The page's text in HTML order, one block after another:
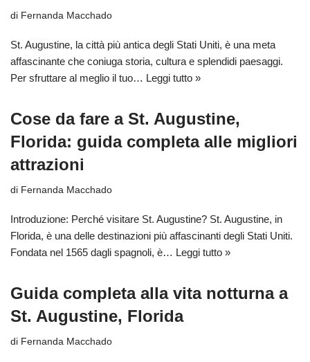
di Fernanda Macchado
St. Augustine, la città più antica degli Stati Uniti, è una meta
affascinante che coniuga storia, cultura e splendidi paesaggi.
Per sfruttare al meglio il tuo… Leggi tutto »
Cose da fare a St. Augustine,
Florida: guida completa alle migliori
attrazioni
di Fernanda Macchado
Introduzione: Perché visitare St. Augustine? St. Augustine, in
Florida, è una delle destinazioni più affascinanti degli Stati Uniti.
Fondata nel 1565 dagli spagnoli, è… Leggi tutto »
Guida completa alla vita notturna a
St. Augustine, Florida
di Fernanda Macchado